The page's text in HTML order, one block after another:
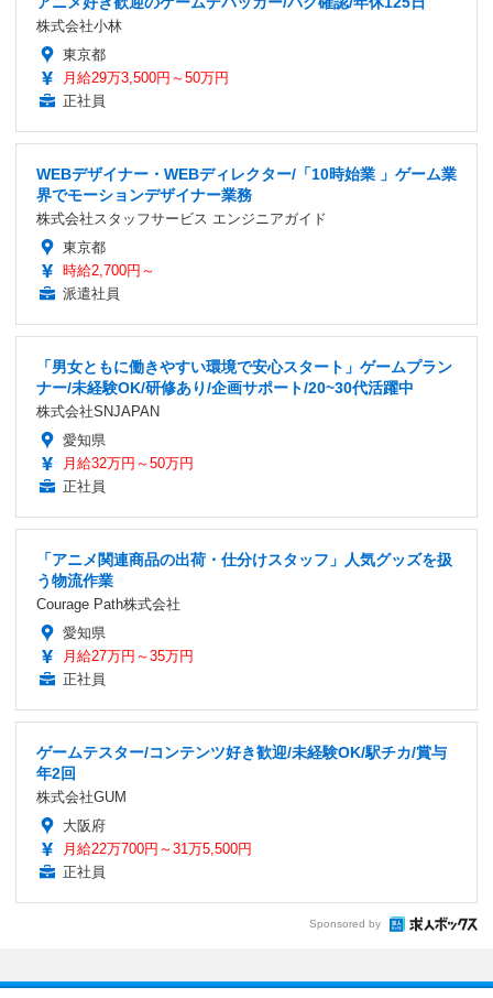
株式会社小林
東京都
月給29万3,500円～50万円
正社員
WEBデザイナー・WEBディレクター/「10時始業 」ゲーム業
界でモーションデザイナー業務
株式会社スタッフサービス エンジニアガイド
東京都
時給2,700円～
派遣社員
「男女ともに働きやすい環境で安心スタート」ゲームプラン
ナー/未経験OK/研修あり/企画サポート/20~30代活躍中
株式会社SNJAPAN
愛知県
月給32万円～50万円
正社員
「アニメ関連商品の出荷・仕分けスタッフ」人気グッズを扱
う物流作業
Courage Path株式会社
愛知県
月給27万円～35万円
正社員
ゲームテスター/コンテンツ好き歓迎/未経験OK/駅チカ/賞与
年2回
株式会社GUM
大阪府
月給22万700円～31万5,500円
正社員
Sponsored by